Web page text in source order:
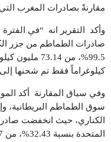
مقارنةً بصادرات المغرب التي بلغت 134.8 مليون
صادرات الطماطم من جزر
كيلوغراماً فقط تم شحنها إلى
وفي سياق المقارنة أكد
سوق الطماطم البريطانية،
الكناري، حيث انخفضت